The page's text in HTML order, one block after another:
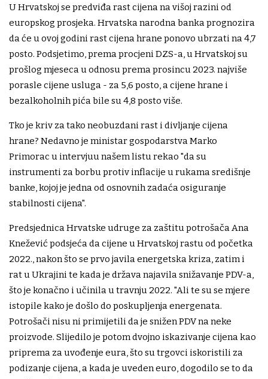
U Hrvatskoj se predviđa rast cijena na višoj razini od
europskog prosjeka. Hrvatska narodna banka prognozira
da će u ovoj godini rast cijena hrane ponovo ubrzati na 4,7
posto. Podsjetimo, prema procjeni DZS-a, u Hrvatskoj su
prošlog mjeseca u odnosu prema prosincu 2023. najviše
porasle cijene usluga - za 5,6 posto, a cijene hrane i
bezalkoholnih pića bile su 4,8 posto više.
Tko je kriv za tako neobuzdani rast i divljanje cijena
hrane? Nedavno je ministar gospodarstva Marko
Primorac u intervjuu našem listu rekao "da su
instrumenti za borbu protiv inflacije u rukama središnje
banke, kojoj je jedna od osnovnih zadaća osiguranje
stabilnosti cijena".
Predsjednica Hrvatske udruge za zaštitu potrošača Ana
Knežević podsjeća da cijene u Hrvatskoj rastu od početka
2022., nakon što se prvo javila energetska kriza, zatim i
rat u Ukrajini te kada je država najavila snižavanje PDV-a,
što je konačno i učinila u travnju 2022. "Ali te su se mjere
istopile kako je došlo do poskupljenja energenata.
Potrošači nisu ni primijetili da je snižen PDV na neke
proizvode. Slijedilo je potom dvojno iskazivanje cijena kao
priprema za uvođenje eura, što su trgovci iskoristili za
podizanje cijena, a kada je uveden euro, dogodilo se to da